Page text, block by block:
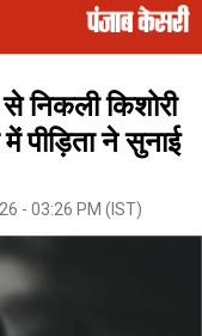
निकली किशोरी
पीड़िता ने सुनाई
- 03:26 PM (IST)